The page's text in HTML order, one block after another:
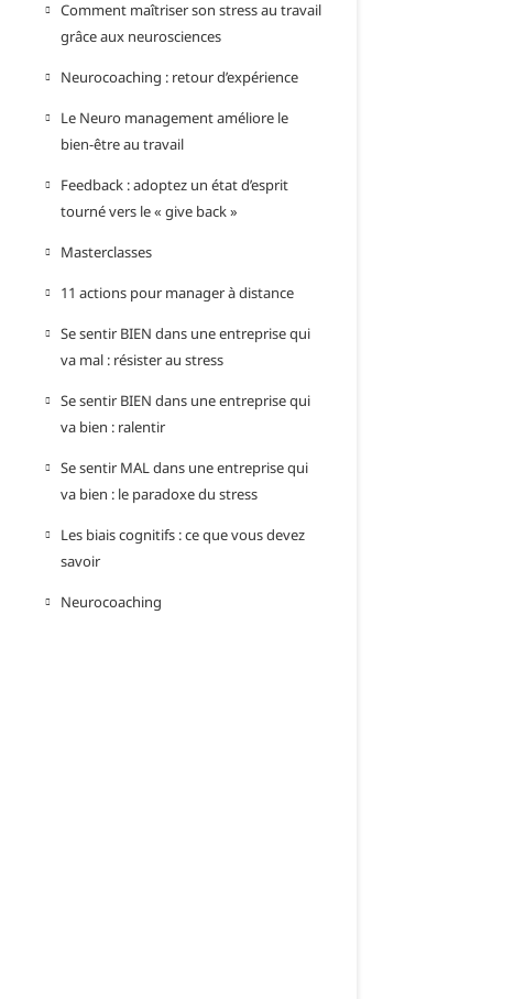
Comment maîtriser son stress au travail
grâce aux neurosciences
Neurocoaching : retour d’expérience
Le Neuro management améliore le
bien-être au travail
Feedback : adoptez un état d’esprit
tourné vers le « give back »
Masterclasses
11 actions pour manager à distance
Se sentir BIEN dans une entreprise qui
va mal : résister au stress
Se sentir BIEN dans une entreprise qui
va bien : ralentir
Se sentir MAL dans une entreprise qui
va bien : le paradoxe du stress
Les biais cognitifs : ce que vous devez
savoir
Neurocoaching